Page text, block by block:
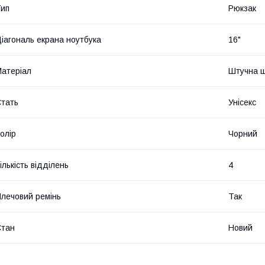
Рюкзак
екрана ноутбука 16"
Штучна
Унісекс
Чорний
відділень 4
ремінь Так
Новий